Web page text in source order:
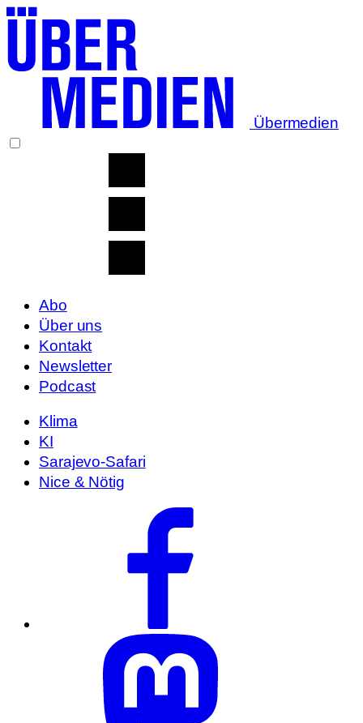
Übermedien
Abo
Über uns
Kontakt
Newsletter
Podcast
Klima
KI
Sarajevo-Safari
Nice & Nötig